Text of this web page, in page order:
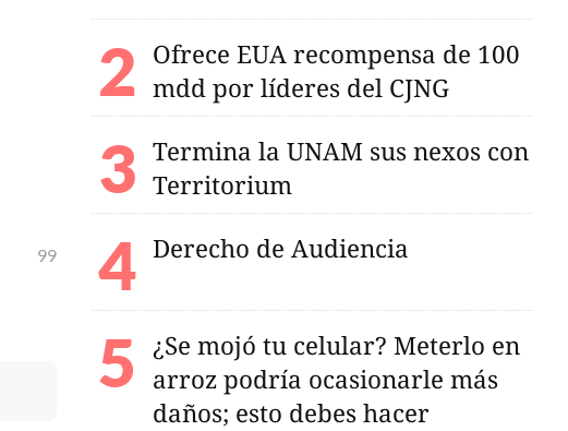
99
Ofrece EUA recompensa de 100
mdd por líderes del CJNG
Termina la UNAM sus nexos con
Territorium
Derecho de Audiencia
¿Se mojó tu celular? Meterlo en
arroz podría ocasionarle más
daños; esto debes hacer